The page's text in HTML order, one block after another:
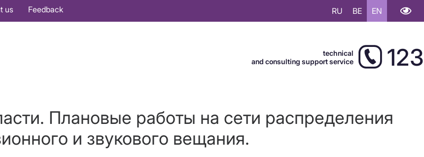
us Feedback RU BE EN
technical
and consulting support service
123
Плановые работы на сети распределения
и звукового вещания.